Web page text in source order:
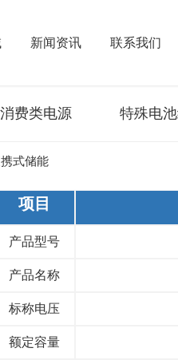
新闻资讯 联系我们
式储能
消费类电源 特殊电池
项目
产品型号
产品名称
标称电压
额定容量